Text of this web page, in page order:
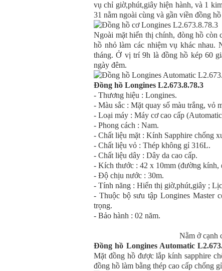
vụ chỉ giờ,phút,giây hiện hành, và 1
31 nằm ngoài cùng và gần viền đồng
Ngoài mặt hiển thị chính, đòng hồ còn
hồ nhỏ làm các nhiệm vụ khác
tháng. Ở vị trí 9h là đồng hồ kép 60
ngày đêm.
Đồng hồ Longines L2.673.8.78.3
- Thương hiệu : Longines.
- Màu sắc : Mặt quay số màu trắng, vỏ
- Loại máy : Máy cơ cao cấp
- Phong cách : Nam.
- Chất liệu mặt : Kính Sapphire chống
- Chất liệu vỏ : Thép không gỉ 316L.
- Chất liệu dây : Dây da cao cấp.
- Kích thước : 42 x 10mm (đường kính,
- Độ chịu nước : 30m.
- Tính năng : Hiển thị giờ,phút,giây ;
- Thuộc bộ sưu tập Longines Master
trọng.
- Bảo hành : 02 năm.
Nằm ở cạnh
Đồng hồ Longines Automatic
Mặt đồng hồ được lắp kính sapphire
đồng hồ làm bằng thép cao cấp chống